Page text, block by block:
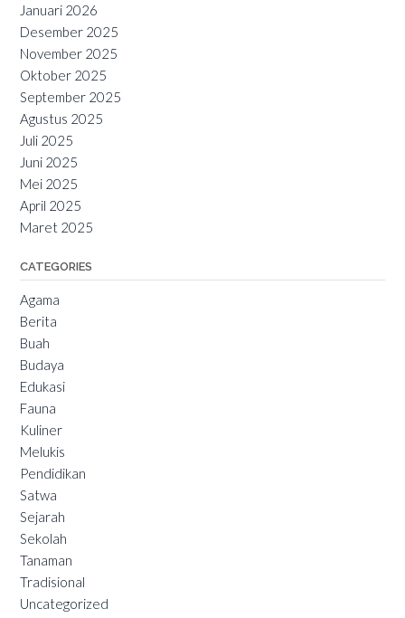
Januari 2026
Desember 2025
November 2025
Oktober 2025
September 2025
Agustus 2025
Juli 2025
Juni 2025
Mei 2025
April 2025
Maret 2025
CATEGORIES
Agama
Berita
Buah
Budaya
Edukasi
Fauna
Kuliner
Melukis
Pendidikan
Satwa
Sejarah
Sekolah
Tanaman
Tradisional
Uncategorized